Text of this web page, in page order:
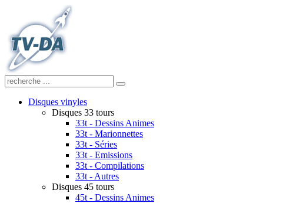
Disques vinyles
Disques 33 tours
33t - Dessins Animes
33t - Marionnettes
33t - Séries
33t - Emissions
33t - Compilations
33t - Autres
Disques 45 tours
45t - Dessins Animes